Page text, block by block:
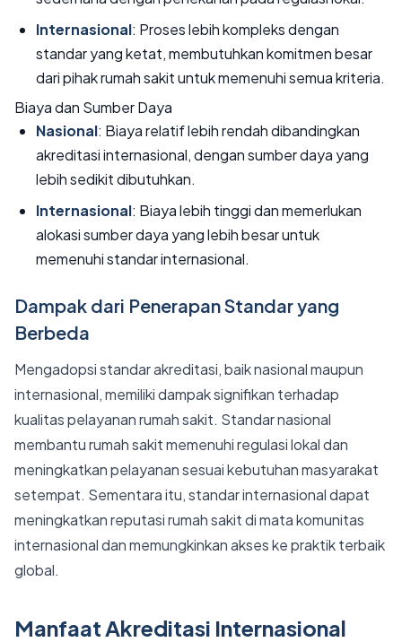
Internasional: Proses lebih kompleks dengan
standar yang ketat, membutuhkan komitmen besar
dari pihak rumah sakit untuk memenuhi semua kriteria.
Biaya dan Sumber Daya
Nasional: Biaya relatif lebih rendah dibandingkan
akreditasi internasional, dengan sumber daya yang
lebih sedikit dibutuhkan.
Internasional: Biaya lebih tinggi dan memerlukan
alokasi sumber daya yang lebih besar untuk
memenuhi standar internasional.
Dampak dari Penerapan Standar yang
Berbeda
Mengadopsi standar akreditasi, baik nasional maupun
internasional, memiliki dampak signifikan terhadap
kualitas pelayanan rumah sakit. Standar nasional
membantu rumah sakit memenuhi regulasi lokal dan
meningkatkan pelayanan sesuai kebutuhan masyarakat
setempat. Sementara itu, standar internasional dapat
meningkatkan reputasi rumah sakit di mata komunitas
internasional dan memungkinkan akses ke praktik terbaik
global.
Manfaat Akreditasi Internasional